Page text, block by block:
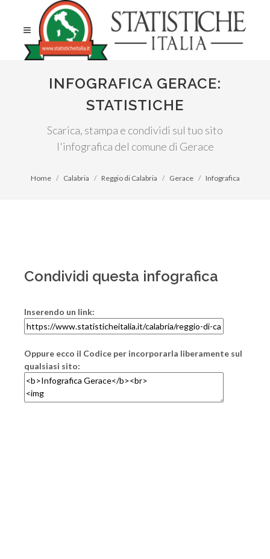
INFOGRAFICA GERACE:
STATISTICHE
Scarica, stampa e condividi sul tuo sito
l'infografica del comune di Gerace
Home Calabria Reggio di Calabria Gerace Infografica
Condividi questa infografica
Inserendo un link:
Oppure ecco il Codice per incorporarla liberamente sul
qualsiasi sito: